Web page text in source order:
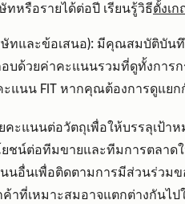
หรือรายได้ต่อปี เรียนรู้วิธีตั้งเ
ษัทและข้อเสนอ): มีคุณสมบัติบั
บด้วยค่าคะแนนรวมที่ดูทั้งการ
แนน FIT หากคุณต้องการดูแยก
ะแนนต่อวัตถุเพื่อให้บรรลุเป้
ยชน์ต่อทีมขายและทีมการตลาด
อื่นเพื่อติดตามการมีส่วนร่วม
ที่เหมาะสมอาจแตกต่างกันไ